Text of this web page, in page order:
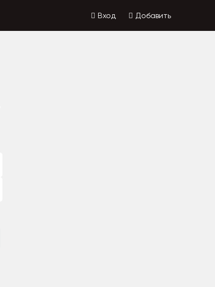
Вход Добавить